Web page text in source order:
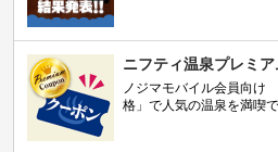
ニフティ温泉プレミ
ノジマモバイル会員向け
格」で人気の温泉を満喫で